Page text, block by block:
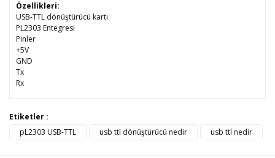
Özellikleri:
USB-TTL dönüştürücü kartı
PL2303 Entegresi
Pinler
+5V
GND
Tx
Rx
Bu ürüne ilk yorumu siz yapın!
Bu ürünün fiyat bilgisi, resim, ürün açıklamalarında ve diğer
konularda yetersiz gördüğünüz noktaları öneri formunu
kullanarak tarafımıza iletebilirsiniz.
Etiketler :
pL2303 USB-TTL
usb ttl dönüştürücü nedir usb ttl nedir